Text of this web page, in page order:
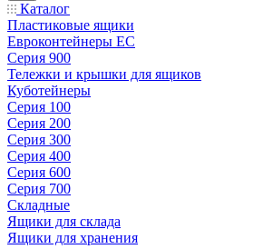
Каталог
Пластиковые ящики
Евроконтейнеры ЕС
Серия 900
Тележки и крышки для ящиков
Куботейнеры
Серия 100
Серия 200
Серия 300
Серия 400
Серия 600
Серия 700
Складные
Ящики для склада
Ящики для хранения